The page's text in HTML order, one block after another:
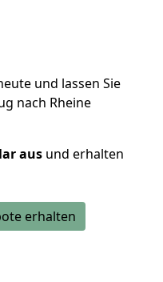
und lassen Sie
nach Rheine
aus und erhalten
erhalten